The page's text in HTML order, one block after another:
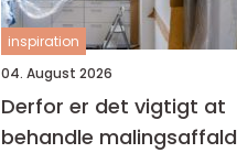
inspiration
04. August 2026
Derfor er det vigtigt at
behandle malingsaffald